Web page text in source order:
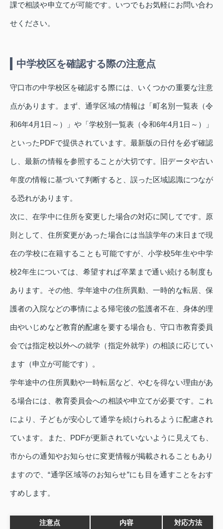
課で相談や申立てが可能です。いつでもお気軽にお問い合わ
せください。
中学校区を確認する際の注意点
守口市の中学校区を確認する際には、いくつかの重要な注意
点があります。まず、通学区域の情報は「町名別一覧表（令
和6年4月1日～）」や「学校別一覧表（令和6年4月1日～）」
といったPDFで提供されています。最新版の日付を必ず確認
し、最新の情報を参照することが大切です。旧データや古い
年度の情報に基づいて判断すると、誤った区域認識につなが
る恐れがあります。
次に、在学中に住所を変更した場合の対応に関してです。原
則として、住所変更があった場合には当該学年の末日まで現
在の学校に在籍することも可能ですが、小学校5年生や中学
校2年生については、希望すれば卒業まで通い続ける制度も
あります。その他、学年途中の住所異動、一時的な転居、保
護者の入院などの事情による帰宅後の監護者不在、身体的理
由やいじめなど教育的配慮を要する場合も、守口市教育委員
会では指定校以外への就学（指定外就学）の相談に応じてい
ます（申立が可能です）。
学年途中の住所異動や一時転居など、やむを得ない理由があ
る場合には、教育委員会への相談や申立てが必要です。これ
により、子どもが安心して通学を続けられるように配慮され
ています。また、PDFが更新されていないように見えても、
市からの通知やお知らせに変更情報が掲載されることもあり
ますので、“通学区域等のお知らせ”にも目を通すことをおす
すめします。
注意点 内容 対応方法